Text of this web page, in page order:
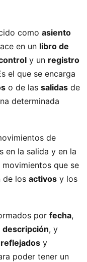
como asiento
en un libro de
y un registro
el que se encarga
o de las salidas de
determinada
de
en la salida y en la
que se
de los activos y los
por fecha,
descripción, y
reflejados y
poder tener un